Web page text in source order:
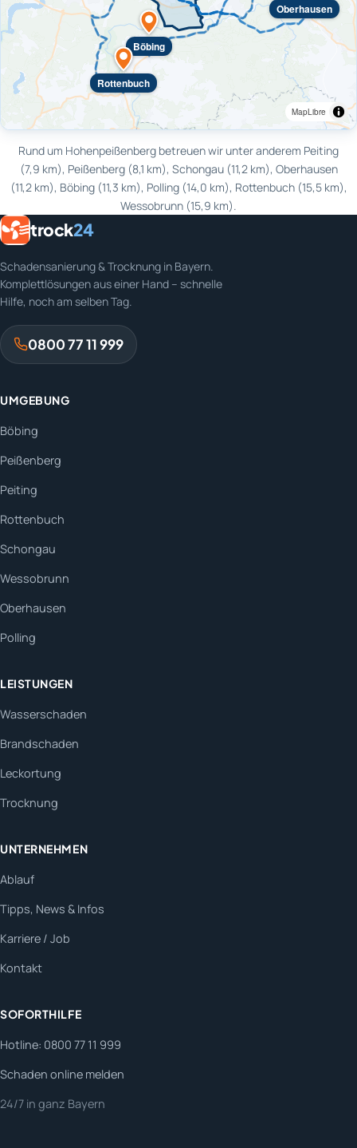
Böbing
Rottenbuch
Oberhausen
MapLibre
Rund um Hohenpeißenberg betreuen wir unter anderem Peiting
(7,9 km), Peißenberg (8,1 km), Schongau (11,2 km), Oberhausen
(11,2 km), Böbing (11,3 km), Polling (14,0 km), Rottenbuch (15,5 km),
Wessobrunn (15,9 km).
trock24
Schadensanierung & Trocknung in Bayern.
Komplettlösungen aus einer Hand – schnelle
Hilfe, noch am selben Tag.
0800 77 11 999
UMGEBUNG
Böbing
Peißenberg
Peiting
Rottenbuch
Schongau
Wessobrunn
Oberhausen
Polling
LEISTUNGEN
Wasserschaden
Brandschaden
Leckortung
Trocknung
UNTERNEHMEN
Ablauf
Tipps, News & Infos
Karriere / Job
Kontakt
SOFORTHILFE
Hotline: 0800 77 11 999
Schaden online melden
24/7 in ganz Bayern